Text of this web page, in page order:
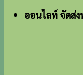
ออนไลท์ จัดส่